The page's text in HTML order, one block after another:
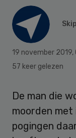
19 november 2019,
57 keer gelezen
De man die
moorden met
pogingen